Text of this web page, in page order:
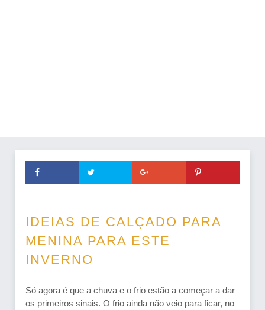
IDEIAS DE CALÇADO PARA
MENINA PARA ESTE
INVERNO
Só agora é que a chuva e o frio estão a começar a dar
os primeiros sinais. O frio ainda não veio para ficar, no